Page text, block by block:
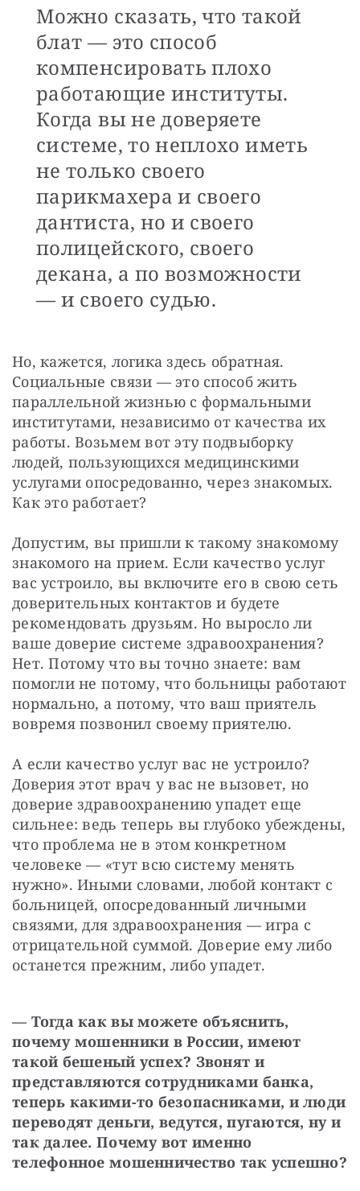
Можно сказать, что такой
блат — это способ
компенсировать плохо
работающие институты.
Когда вы не доверяете
системе, то неплохо иметь
не только своего
парикмахера и своего
дантиста, но и своего
полицейского, своего
декана, а по возможности
— и своего судью.
Но, кажется, логика здесь обратная.
Социальные связи — это способ жить
параллельной жизнью с формальными
институтами, независимо от качества их
работы. Возьмем вот эту подвыборку
людей, пользующихся медицинскими
услугами опосредованно, через знакомых.
Как это работает?
Допустим, вы пришли к такому знакомому
знакомого на прием. Если качество услуг
вас устроило, вы включите его в свою сеть
доверительных контактов и будете
рекомендовать друзьям. Но выросло ли
ваше доверие системе здравоохранения?
Нет. Потому что вы точно знаете: вам
помогли не потому, что больницы работают
нормально, а потому, что ваш приятель
вовремя позвонил своему приятелю.
А если качество услуг вас не устроило?
Доверия этот врач у вас не вызовет, но
доверие здравоохранению упадет еще
сильнее: ведь теперь вы глубоко убеждены,
что проблема не в этом конкретном
человеке — «тут всю систему менять
нужно». Иными словами, любой контакт с
больницей, опосредованный личными
связями, для здравоохранения — игра с
отрицательной суммой. Доверие ему либо
останется прежним, либо упадет.
— Тогда как вы можете объяснить,
почему мошенники в России, имеют
такой бешеный успех? Звонят и
представляются сотрудниками банка,
теперь какими-то безопасниками, и люди
переводят деньги, ведутся, пугаются, ну и
так далее. Почему вот именно
телефонное мошенничество так успешно?